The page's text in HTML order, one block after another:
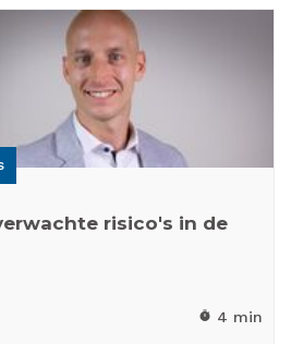
risico's in de
timer 4 min